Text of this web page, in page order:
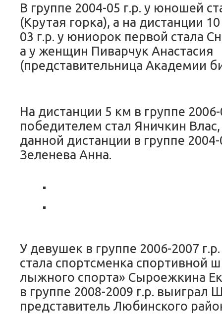
В группе 2004-05 г.р. у юношей
(Крутая горка), а на дистанции
03 г.р. у юниорок первой стала
а у женщин Пиварчук Анастасия
(представительница Академии
На дистанции 5 км в группе
победителем стал Яничкин
данной дистанции в группе
Зеленева Анна.
У девушек в группе 2006-2007
стала спортсменка спортивной
лыжного спорта» Сыроежкина
в группе 2008-2009 г.р. выиграл
представитель Любинского